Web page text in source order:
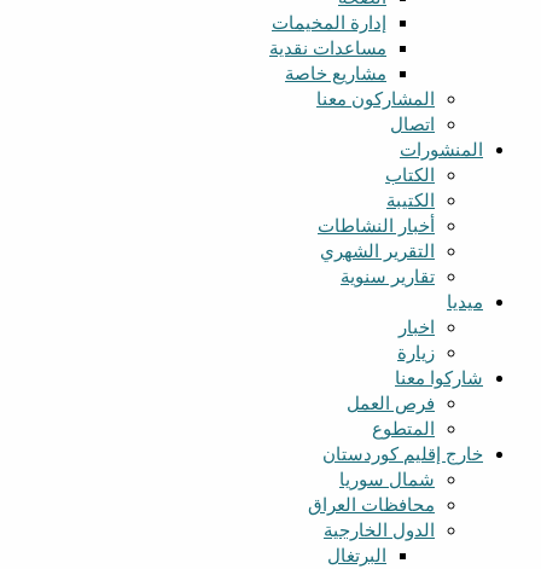
إدارة المخيمات
مساعدات نقدية
مشاريع خاصة
المشارکون معنا
اتصال
المنشورات
الکتاب
الکتیبة
أخبار النشاطات
التقرير الشهري
تقارير سنوية
میدیا
اخبار
زیارة
شارکوا معنا
فرص العمل
المتطوع
خارج إقليم كوردستان
شمال سوریا
محافظات العراق
الدول الخارجية
البرتغال